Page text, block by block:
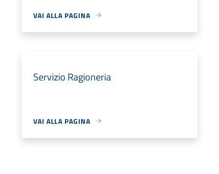
VAI ALLA PAGINA
Servizio Ragioneria
VAI ALLA PAGINA